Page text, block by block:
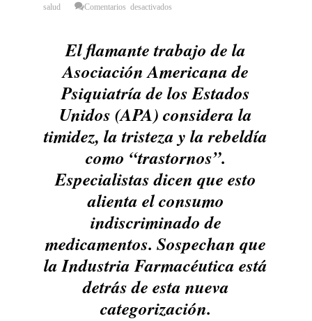
salud
Comentarios desactivados
un
«trastorno
mental»?
El flamante trabajo de la
Asociación Americana de
Psiquiatría de los Estados
Unidos (APA) considera la
timidez, la tristeza y la rebeldía
como “trastornos”.
Especialistas dicen que esto
alienta el consumo
indiscriminado de
medicamentos. Sospechan que
la Industria Farmacéutica está
detrás de esta nueva
categorización.